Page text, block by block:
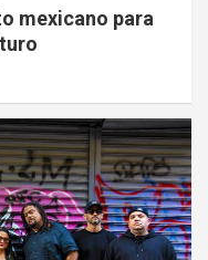
mexicano para